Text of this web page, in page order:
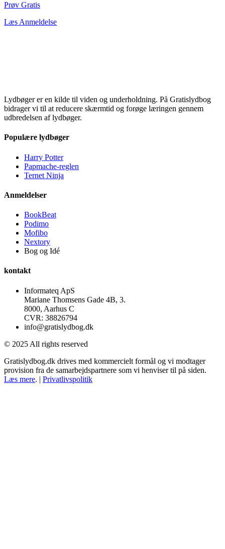
Prøv Gratis
Læs Anmeldelse
Lydbøger er en kilde til viden og underholdning. På Gratislydbog
bidrager vi til at reducere skærmtid og forøge læringen gennem
udbredelsen af lydbøger.
Populære lydbøger
Harry Potter
Papmache-reglen
Ternet Ninja
Anmeldelser
BookBeat
Podimo
Mofibo
Nextory
Bog og Idé
kontakt
Informateq ApS
Mariane Thomsens Gade 4B, 3.
8000, Aarhus C
CVR: 38826794
info@gratislydbog.dk
© 2025 All rights reserved
Gratislydbog.dk drives med kommercielt formål og vi modtager
provision fra de samarbejdspartnere som vi henviser til på siden.
Læs mere. | Privatlivspolitik